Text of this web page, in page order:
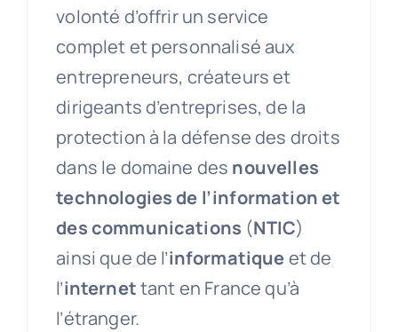
volonté d’offrir un service
complet et personnalisé aux
entrepreneurs, créateurs et
dirigeants d’entreprises, de la
protection à la défense des droits
dans le domaine des nouvelles
technologies de l’information et
des communications (NTIC)
ainsi que de l’informatiqueet de
l’internettant en France qu’à
l’étranger.